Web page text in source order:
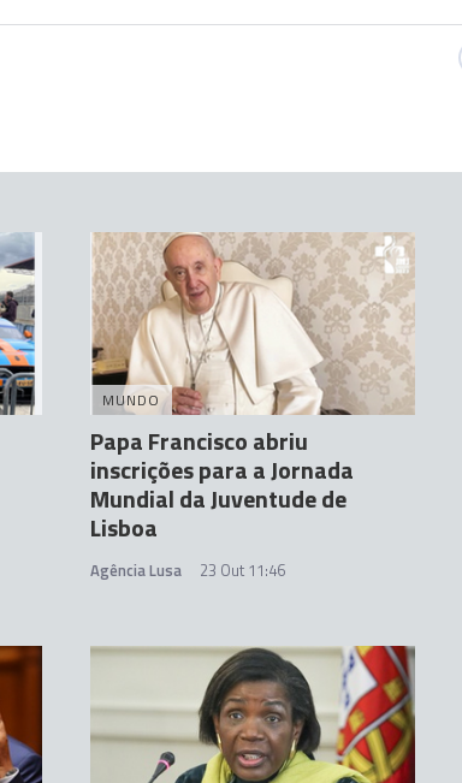
MUNDO
Papa Francisco abriu
inscrições para a Jornada
Mundial da Juventude de
Lisboa
Agência Lusa 23 Out 11:46